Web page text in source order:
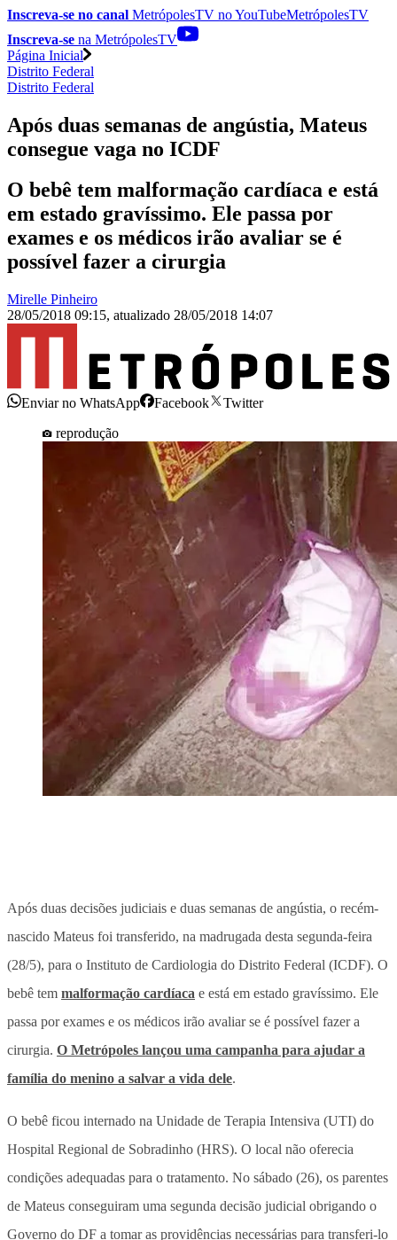
Inscreva-se no canal MetrópolesTV noYouTubeMetrópolesTV
Inscreva-se na MetrópolesTV
Página Inicial
Distrito Federal
Distrito Federal
Após duas semanas de angústia, Mateus
consegue vaga no ICDF
O bebê tem malformação cardíaca e está
em estado gravíssimo. Ele passa por
exames e os médicos irão avaliar se é
possível fazer a cirurgia
Mirelle Pinheiro
28/05/2018 09:15, atualizado 28/05/2018 14:07
Enviar no WhatsApp Facebook
Twitter
reprodução
Após duas decisões judiciais e duas semanas de angústia, o recém-
nascido Mateus foi transferido, na madrugada desta segunda-feira
(28/5), para o Instituto de Cardiologia do Distrito Federal (ICDF). O
bebê tem malformação cardíaca e está em estado gravíssimo. Ele
passa por exames e os médicos irão avaliar se é possível fazer a
cirurgia. O Metrópoles lançou uma campanha para ajudar a
família do menino a salvar a vida dele.
O bebê ficou internado na Unidade de Terapia Intensiva (UTI) do
Hospital Regional de Sobradinho (HRS). O local não oferecia
condições adequadas para o tratamento. No sábado (26), os parentes
de Mateus conseguiram uma segunda decisão judicial obrigando o
Governo do DF a tomar as providências necessárias para transferi-lo